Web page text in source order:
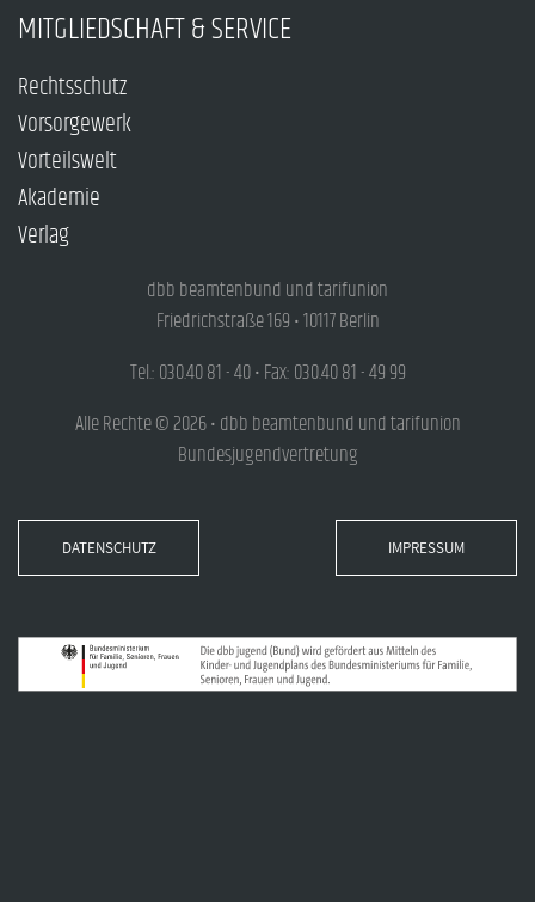
MITGLIEDSCHAFT & SERVICE
Rechtsschutz
Vorsorgewerk
Vorteilswelt
Akademie
Verlag
dbb beamtenbund und tarifunion
Friedrichstraße 169 • 10117 Berlin
Tel.: 030.40 81 - 40 • Fax: 030.40 81 - 49 99
Alle Rechte © 2026 • dbb beamtenbund und tarifunion
Bundesjugendvertretung
DATENSCHUTZ IMPRESSUM